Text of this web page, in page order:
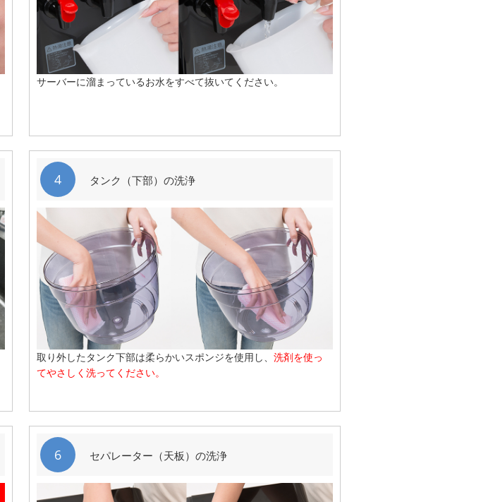
サーバーに溜まっているお水をすべて抜いてください。
4 タンク（下部）の洗浄
取り外したタンク下部は柔らかいスポンジを使用し、 洗剤を使っ
てやさしく洗ってください。
6 セパレーター（天板）の洗浄